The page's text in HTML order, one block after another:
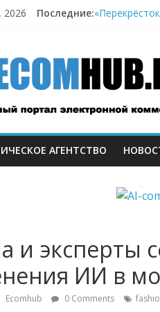
2026 Последние:
Ваши товары
ЛЭТУАЛЬ
АГЕНТСТВО
и
ИИ в
Ecomhub 0 Comments